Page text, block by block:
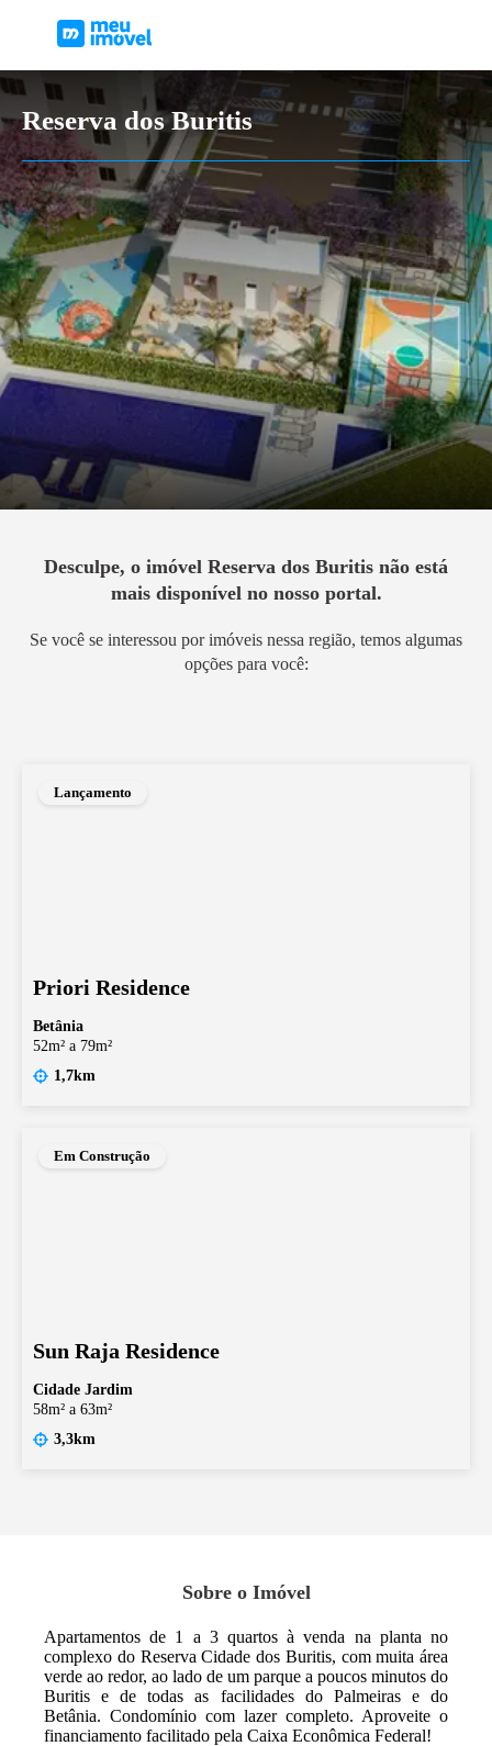
Reserva dos Buritis
Desculpe, o imóvel Reserva dos Buritis não está
mais disponível no nosso portal.
Se você se interessou por imóveis nessa região, temos algumas
opções para você:
Lançamento
Priori Residence
Betânia
52m² a 79m²
1,7km
Em Construção
Sun Raja Residence
Cidade Jardim
58m² a 63m²
3,3km
Sobre o Imóvel
Apartamentos de 1 a 3 quartos à venda na planta no
complexo do Reserva Cidade dos Buritis, com muita área
verde ao redor, ao lado de um parque a poucos minutos do
Buritis e de todas as facilidades do Palmeiras e do
Betânia. Condomínio com lazer completo. Aproveite o
financiamento facilitado pela Caixa Econômica Federal!